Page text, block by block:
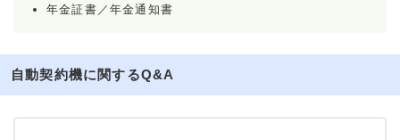
年金証書／年金通知書
自動契約機に関するQ&A